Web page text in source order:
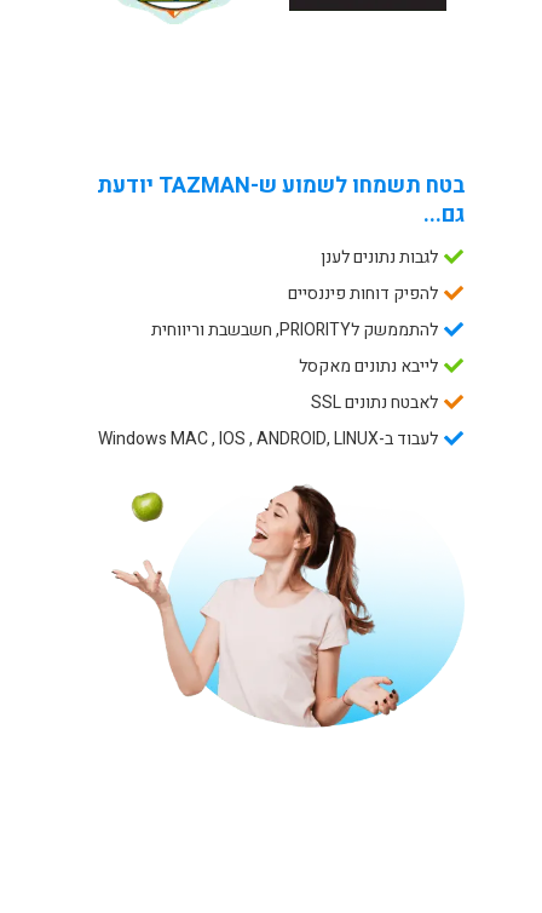
בטח תשמחו לשמוע ש-TAZMAN יודעת
גם...
לגבות נתונים לענן
להפיק דוחות פיננסיים
להתממשק לPRIORITY, חשבשבת וריווחית
לייבא נתונים מאקסל
לאבטח נתונים SSL
לעבוד ב-Windows MAC , IOS , ANDROID, LINUX